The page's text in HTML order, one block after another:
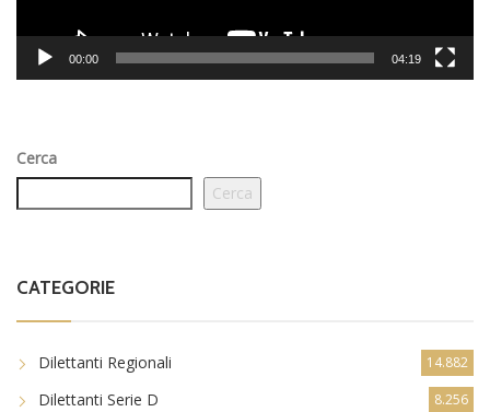
00:00 04:19
Cerca
Cerca
CATEGORIE
Dilettanti Regionali 14.882
Dilettanti Serie D 8.256